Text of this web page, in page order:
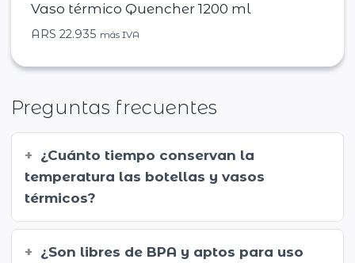
Vaso térmico Quencher 1200 ml
ARS 22.935 más IVA
Preguntas frecuentes
¿Cuánto tiempo conservan la
temperatura las botellas y vasos
térmicos?
¿Son libres de BPA y aptos para uso